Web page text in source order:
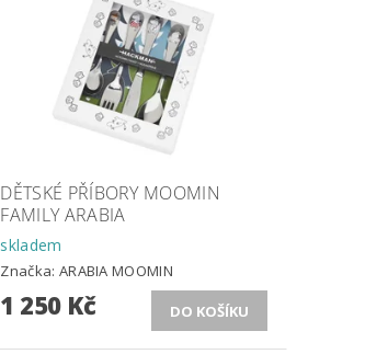
DĚTSKÉ PŘÍBORY MOOMIN
FAMILY ARABIA
skladem
Značka: ARABIA MOOMIN
1 250 Kč